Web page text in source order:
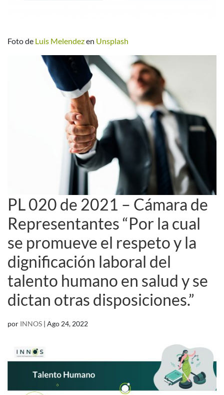
Foto de Luis Melendezen Unsplash
PL 020 de 2021 – Cámara de
Representantes “Por la cual
se promueve el respeto y la
dignificación laboral del
talento humano en salud y se
dictan otras disposiciones.”
por INNOS | Ago 24, 2022